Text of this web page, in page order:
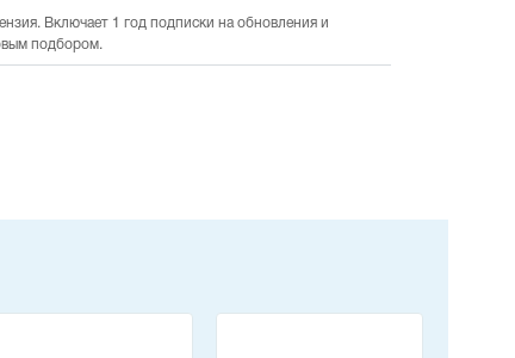
Включает 1 год подписки на обновления и
подбором.